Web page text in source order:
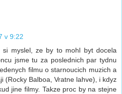
v 9:22
si myslel, ze by to mohl byt docela
jsme tu za poslednich par tydnu
filmu o starnoucich muzich a
(Rocky Balboa, Vratne lahve), i kdyz
jine filmy. Takze proc by na stejne